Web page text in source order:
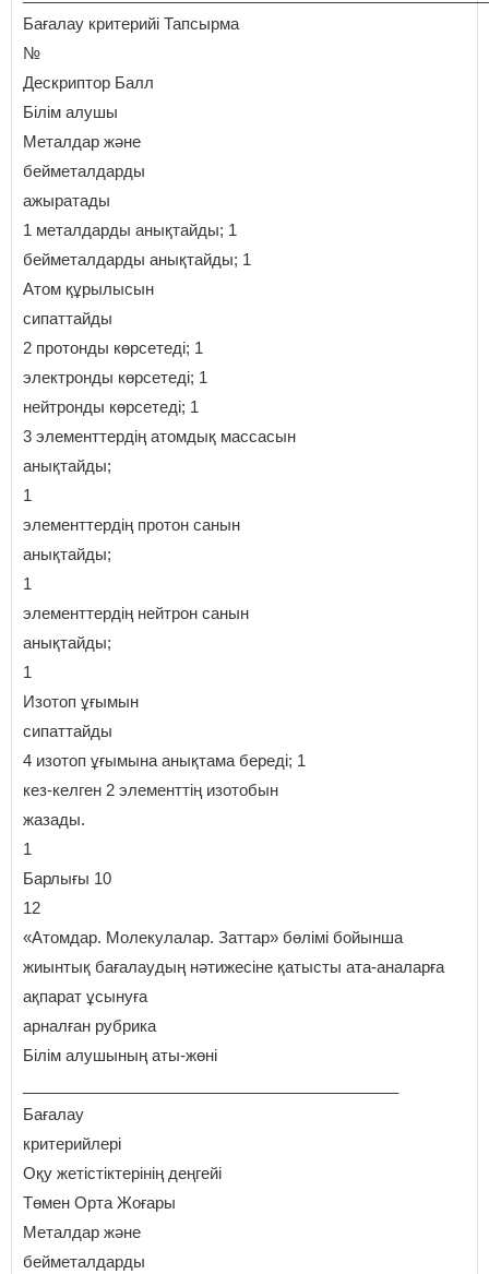
Бағалау критерийі Тапсырма
№
Дескриптор Балл
Білім алушы
Металдар және
бейметалдарды
ажыратады
1 металдарды анықтайды; 1
бейметалдарды анықтайды; 1
Атом құрылысын
сипаттайды
2 протонды көрсетеді; 1
электронды көрсетеді; 1
нейтронды көрсетеді; 1
3 элементтердің атомдық массасын
анықтайды;
1
элементтердің протон санын
анықтайды;
1
элементтердің нейтрон санын
анықтайды;
1
Изотоп ұғымын
сипаттайды
4 изотоп ұғымына анықтама береді; 1
кез-келген 2 элементтің изотобын
жазады.
1
Барлығы 10
12
«Атомдар. Молекулалар. Заттар» бөлімі бойынша
жиынтық бағалаудың нәтижесіне қатысты ата-аналарға
ақпарат ұсынуға
арналған рубрика
Білім алушының аты-жөні
Бағалау
критерийлері
Оқу жетістіктерінің деңгейі
Төмен Орта Жоғары
Металдар және
бейметалдарды